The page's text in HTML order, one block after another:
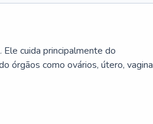
cuida principalmente do
órgãos como ovários, útero, vagina